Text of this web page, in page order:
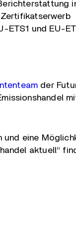
ETS1 und EU-
der
und eine
aktuell“